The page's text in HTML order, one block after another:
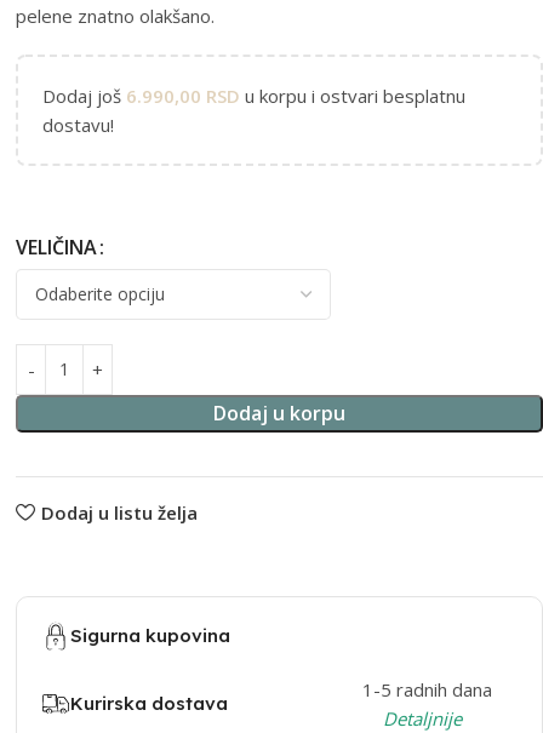
pelene znatno olakšano.
Dodaj još 6.990,00 RSD u korpu i ostvari besplatnu
dostavu!
VELIČINA
Dodaj u korpu
Alternative:
Dodaj u listu želja
Sigurna kupovina
Kurirska dostava
1-5 radnih dana
Detaljnije